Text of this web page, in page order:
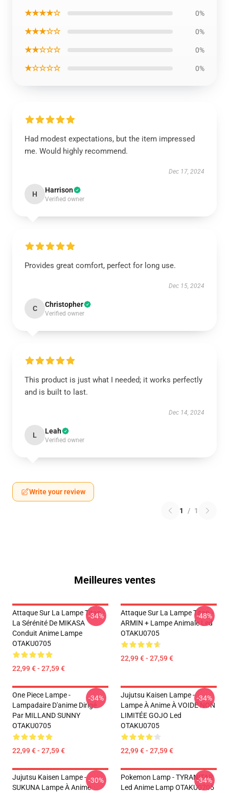
★★★★☆ 0%
★★★☆☆ 0%
★★☆☆☆ 0%
★☆☆☆☆ 0%
Had modest expectations, but the item impressed
me. Would highly recommend.
Dec 17, 2024
H Harrison
Verified owner
Provides great comfort, perfect for long use.
Dec 15, 2024
C Christopher
Verified owner
This product is just what I needed; it works perfectly
and is built to last.
Dec 14, 2024
L Leah
Verified owner
Write your review
1 / 1
Meilleures ventes
Attaque Sur La Lampe Titan -
La Sérénité De MIKASA
Conduit Anime Lampe
OTAKU0705
22,99 € - 27,59 €
-34%
Attaque Sur La Lampe Titan -
ARMIN + Lampe Animale Led
OTAKU0705
22,99 € - 27,59 €
-48%
One Piece Lampe -
Lampadaire D'anime Dirigé
Par MILLAND SUNNY
OTAKU0705
22,99 € - 27,59 €
-34%
Jujutsu Kaisen Lampe -
Lampe À Anime À VOIDE NON
LIMITÉE GOJO Led
OTAKU0705
22,99 € - 27,59 €
-34%
Jujutsu Kaisen Lampe -
SUKUNA Lampe À Anime
-30%
Pokemon Lamp - TYRANITAR
Led Anime Lamp OTAKU0705
-34%